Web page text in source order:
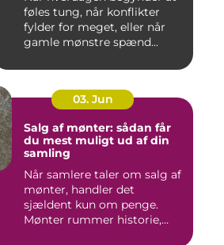
føles tung, når konflikter
fylder for meget, eller når
gamle mønstre spænd...
03. Jun
Salg af mønter: sådan får
du mest muligt ud af din
samling
Når samlere taler om salg af
mønter, handler det
sjældent kun om penge.
Mønter rummer historie,